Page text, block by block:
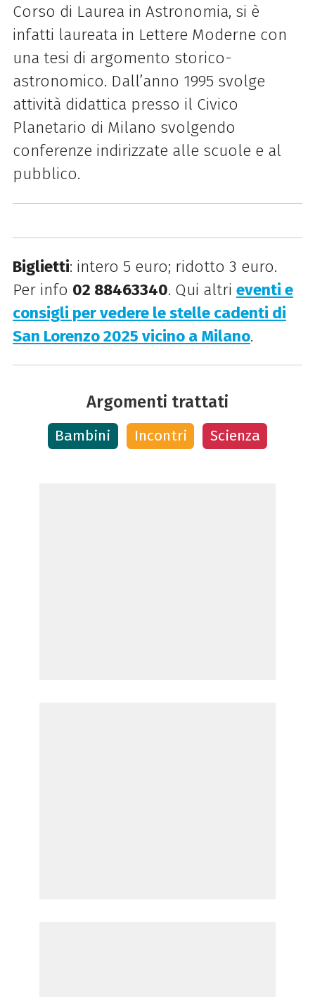
Corso di Laurea in Astronomia, si è
infatti laureata in Lettere Moderne con
una tesi di argomento storico-
astronomico. Dall’anno 1995 svolge
attività didattica presso il Civico
Planetario di Milano svolgendo
conferenze indirizzate alle scuole e al
pubblico.
Biglietti: intero 5 euro; ridotto 3 euro.
Per info 02 88463340. Qui altri eventi e
consigli per vedere le stelle cadenti di
San Lorenzo 2025 vicino a Milano.
Argomenti trattati
Bambini Incontri Scienza